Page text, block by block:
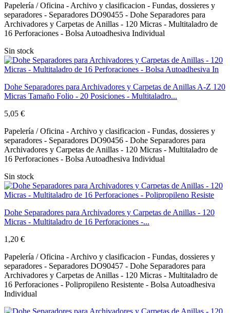
Papelería / Oficina - Archivo y clasificacion - Fundas, dossieres y
separadores - Separadores DO90455 - Dohe Separadores para
Archivadores y Carpetas de Anillas - 120 Micras - Multitaladro de
16 Perforaciones - Bolsa Autoadhesiva Individual
Sin stock
Dohe Separadores para Archivadores y Carpetas de Anillas A-Z 120
Micras Tamaño Folio - 20 Posiciones - Multitaladro...
5,05 €
Papelería / Oficina - Archivo y clasificacion - Fundas, dossieres y
separadores - Separadores DO90456 - Dohe Separadores para
Archivadores y Carpetas de Anillas - 120 Micras - Multitaladro de
16 Perforaciones - Bolsa Autoadhesiva Individual
Sin stock
Dohe Separadores para Archivadores y Carpetas de Anillas - 120
Micras - Multitaladro de 16 Perforaciones -...
1,20 €
Papelería / Oficina - Archivo y clasificacion - Fundas, dossieres y
separadores - Separadores DO90457 - Dohe Separadores para
Archivadores y Carpetas de Anillas - 120 Micras - Multitaladro de
16 Perforaciones - Polipropileno Resistente - Bolsa Autoadhesiva
Individual